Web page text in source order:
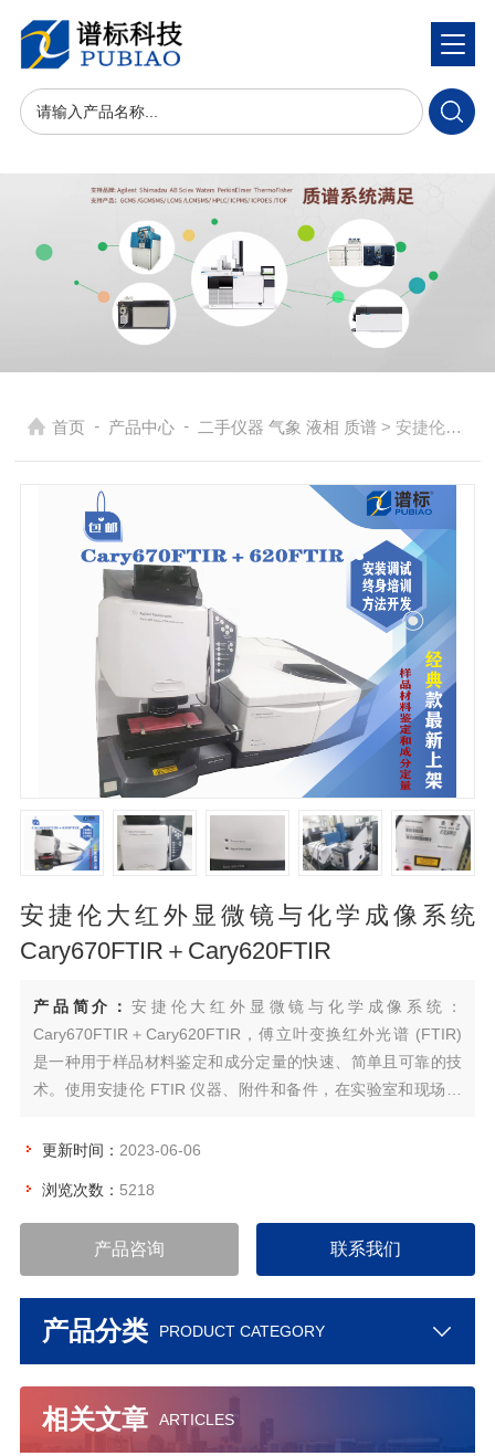
首页 - 产品中心 - 二手仪器 气象 液相 质谱 > 安捷伦大红外显微镜与化学成像系统Cary670FTIR＋Cary620FTIR
安捷伦大红外显微镜与化学成像系统
Cary670FTIR＋Cary620FTIR
产品简介： 安捷伦大红外显微镜与化学成像系统：
Cary670FTIR＋Cary620FTIR，傅立叶变换红外光谱 (FTIR)
是一种用于样品材料鉴定和成分定量的快速、简单且可靠的技
术。使用安捷伦 FTIR 仪器、附件和备件，在实验室和现场检
能。
更新时间： 2023-06-06
浏览次数： 5218
产品咨询 联系我们
产品分类 PRODUCT CATEGORY
相关文章 ARTICLES